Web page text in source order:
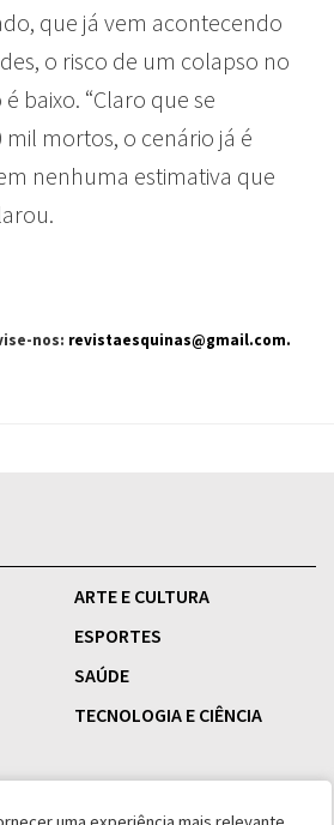
que já vem acontecendo
o risco de um colapso no
baixo. “Claro que se
mortos, o cenário já é
nenhuma estimativa que
nos: revistaesquinas@gmail.com.
ARTE E CULTURA
ESPORTES
SAÚDE
TECNOLOGIA E CIÊNCIA